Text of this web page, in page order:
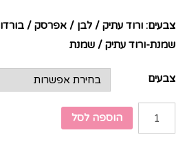
צבעים: ורוד עתיק / לבן / אפרסק / בורדו
שמנת-ורוד עתיק / שמנת
צבעים
הוספה לסל